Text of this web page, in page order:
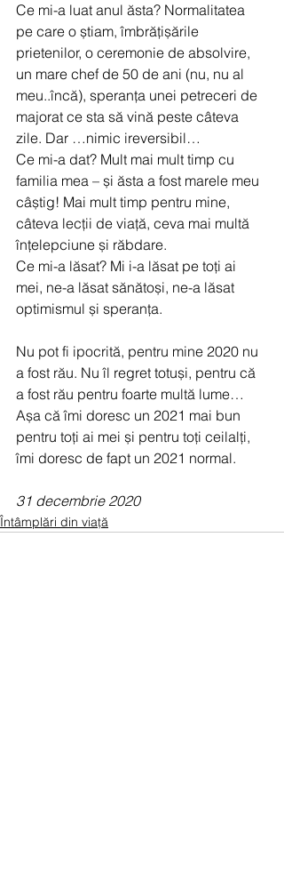
Ce mi-a luat anul ăsta? Normalitatea
pe care o știam, îmbrățișările
prietenilor, o ceremonie de absolvire,
un mare chef de 50 de ani (nu, nu al
meu..încă), speranța unei petreceri de
majorat ce sta să vină peste câteva
zile. Dar …nimic ireversibil…
Ce mi-a dat? Mult mai mult timp cu
familia mea – și ăsta a fost marele meu
câștig! Mai mult timp pentru mine,
câteva lecții de viață, ceva mai multă
înțelepciune și răbdare.
Ce mi-a lăsat? Mi i-a lăsat pe toți ai
mei, ne-a lăsat sănătoși, ne-a lăsat
optimismul și speranța.
Nu pot fi ipocrită, pentru mine 2020 nu
a fost rău. Nu îl regret totuși, pentru că
a fost rău pentru foarte multă lume…
Așa că îmi doresc un 2021 mai bun
pentru toți ai mei și pentru toți ceilalți,
îmi doresc de fapt un 2021 normal.
31 decembrie 2020
Întâmplări din viață